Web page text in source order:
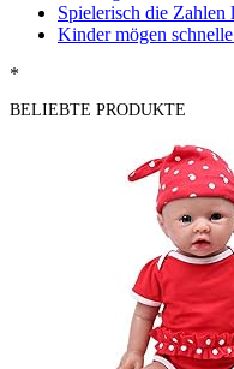
Spielerisch die Zahlen
Kinder mögen
*
BELIEBTE PRODUKTE